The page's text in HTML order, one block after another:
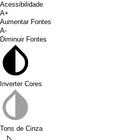
Acessibilidade
A+
Aumentar Fontes
A-
Diminuir Fontes
Inverter Cores
Tons de Cinza